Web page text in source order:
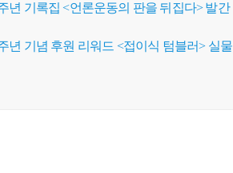
년 기록집 <언론운동의 판을 뒤집다> 발간
년 기념 후원 리워드 <접이식 텀블러> 실물